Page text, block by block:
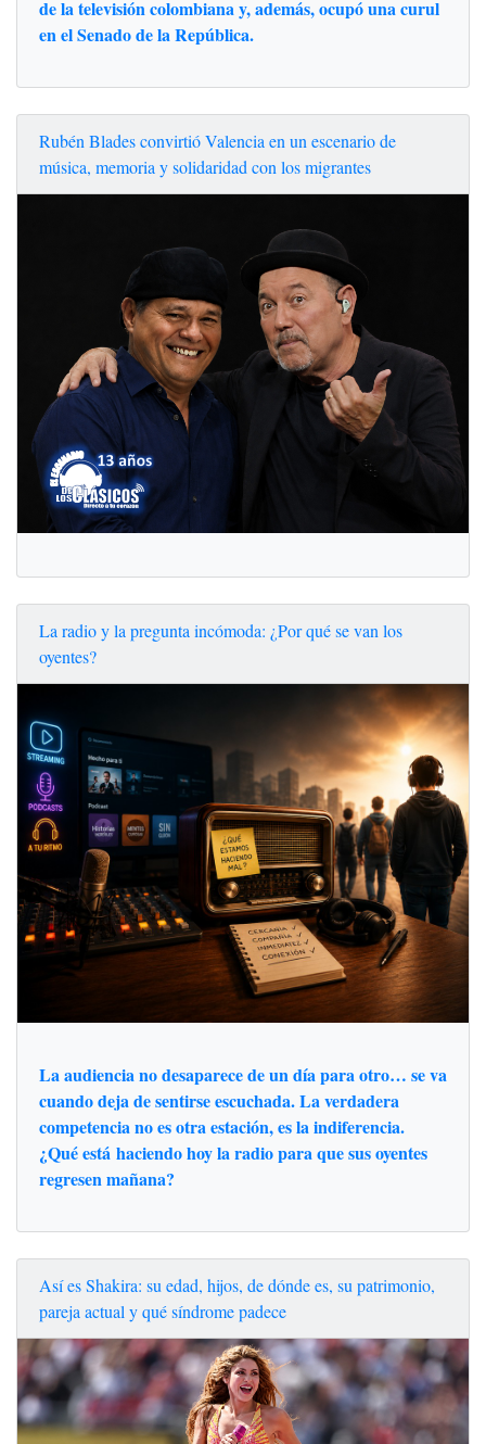
de la televisión colombiana y, además, ocupó una curul
en el Senado de la República.
Rubén Blades convirtió Valencia en un escenario de
música, memoria y solidaridad con los migrantes
La radio y la pregunta incómoda: ¿Por qué se van los
oyentes?
La audiencia no desaparece de un día para otro… se va
cuando deja de sentirse escuchada. La verdadera
competencia no es otra estación, es la indiferencia.
¿Qué está haciendo hoy la radio para que sus oyentes
regresen mañana?
Así es Shakira: su edad, hijos, de dónde es, su patrimonio,
pareja actual y qué síndrome padece